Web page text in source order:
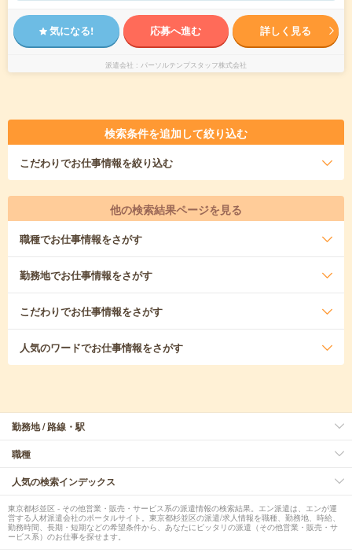
気になる! 応募へ進む 詳しく見る
派遣会社 パーソルテンプスタッフ株式会社
検索条件を追加して絞り込む
こだわりでお仕事情報を絞り込む
他の検索結果ページを見る
職種でお仕事情報をさがす
勤務地でお仕事情報をさがす
こだわりでお仕事情報をさがす
人気のワードでお仕事情報をさがす
勤務地 / 路線・駅
職種
人気の検索インデックス
東京都杉並区 - その他営業・販売・サービス系の派遣情報の検索結果。エン派遣は、エンが運
営する人材派遣会社のポータルサイト。東京都杉並区の派遣/求人情報を職種、勤務地、時給、
勤務時間、長期・短期などの希望条件から、あなたにピッタリの派遣（その他営業・販売・サ
ービス系）のお仕事を探せます。